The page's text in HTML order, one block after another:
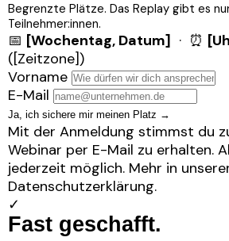
Begrenzte Plätze. Das Replay gibt es
Teilnehmer:innen.
📅 [Wochentag, Datum] · ⏰
([Zeitzone])
Vorname
E-Mail
Ja, ich sichere mir meinen Platz →
Mit der Anmeldung stimmst du
Webinar per E-Mail zu erhalten.
jederzeit möglich. Mehr in
Datenschutzerklärung.
✓
Fast geschafft.